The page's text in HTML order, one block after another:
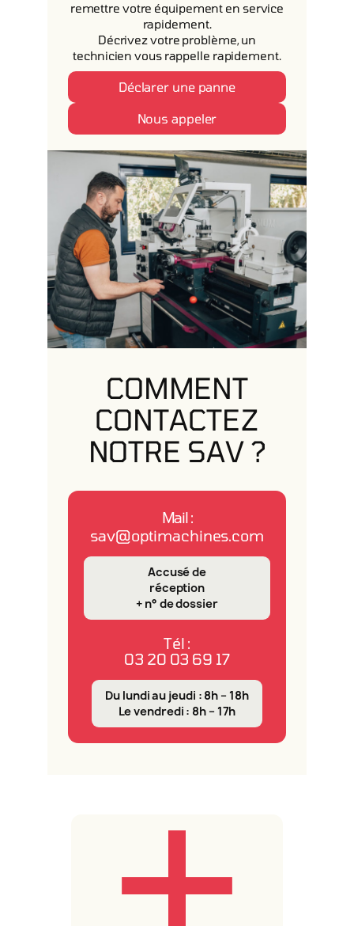
remettre votre équipement en service
rapidement.
Décrivez votre problème, un
technicien vous rappelle rapidement.
Déclarer une panne
Nous appeler
COMMENT
CONTACTEZ
NOTRE SAV ?
Mail :
sav@optimachines.com
Accusé de
réception
+ n° de dossier
Tél :
03 20 03 69 17
Du lundi au jeudi : 8h – 18h
Le vendredi : 8h – 17h